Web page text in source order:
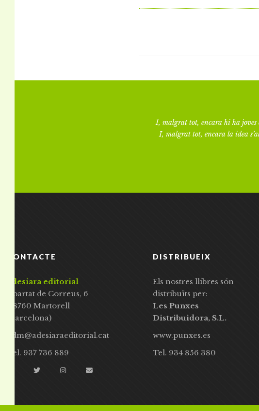
I, malgrat tot, encara hi ha joves
I, malgrat tot, encara la idea
CONTACTE
adesiara editorial
Apartat de Correus, 6
08760 Martorell
(Barcelona)
adm@adesiaraeditorial.cat
Tel. 937 736 889
DISTRIBUEIX
Els nostres llibres són
distribuïts per:
Les Punxes
Distribuidora, S.L.
www.punxes.es
Tel. 934 856 380